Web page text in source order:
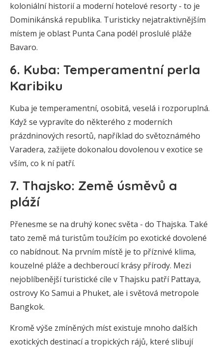
koloniální historií a moderní hotelové resorty - to je
Dominikánská republika. Turisticky nejatraktivnějším
místem je oblast Punta Cana podél proslulé pláže
Bavaro.
6. Kuba: Temperamentní perla
Karibiku
Kuba je temperamentní, osobitá, veselá i rozporuplná.
Když se vypravíte do některého z moderních
prázdninových resortů, například do světoznámého
Varadera, zažijete dokonalou dovolenou v exotice se
vším, co k ní patří.
7. Thajsko: Země úsměvů a
pláží
Přenesme se na druhý konec světa - do Thajska. Také
tato země má turistům toužícím po exotické dovolené
co nabídnout. Na prvním místě je to příznivé klima,
kouzelné pláže a dechberoucí krásy přírody. Mezi
nejoblíbenější turistické cíle v Thajsku patří Pattaya,
ostrovy Ko Samui a Phuket, ale i světová metropole
Bangkok.
Kromě výše zmíněných míst existuje mnoho dalších
exotických destinací a tropických rájů, které slibují